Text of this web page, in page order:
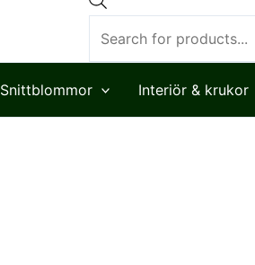
Snittblommor Interiör & krukor